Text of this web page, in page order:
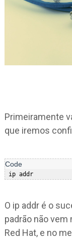
Primeiramente
que iremos
O ip addr é o
padrão não
Red Hat, e no